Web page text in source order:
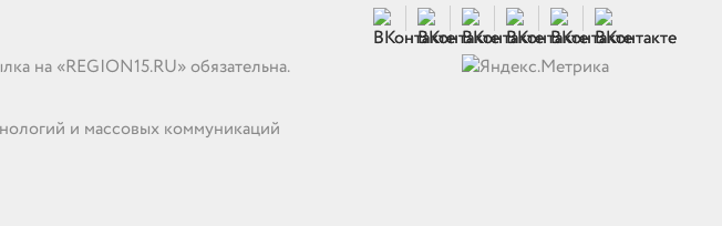
на «REGION15.RU» обязательна.
и массовых коммуникаций